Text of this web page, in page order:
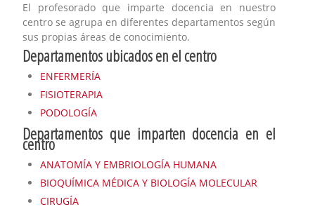
El profesorado que imparte docencia en nuestro
centro se agrupa en diferentes departamentos según
sus propias áreas de conocimiento.
Departamentos ubicados en el centro
ENFERMERÍA
FISIOTERAPIA
PODOLOGÍA
Departamentos que imparten docencia en el
centro
ANATOMÍA Y EMBRIOLOGÍA HUMANA
BIOQUÍMICA MÉDICA Y BIOLOGÍA MOLECULAR
CIRUGÍA